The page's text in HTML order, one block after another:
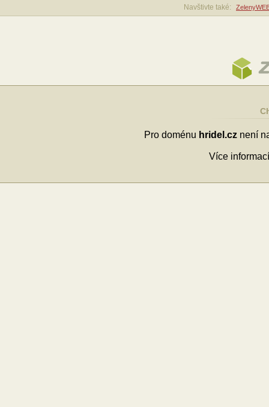
Navštivte také:
Pro doménu hridel.cz není
Více